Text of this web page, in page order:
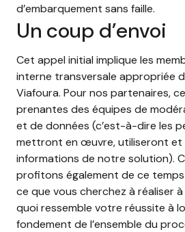
d’embarquement sans faille.
Un coup d’envoi
Cet appel initial implique les
interne transversale appropriée
Viafoura. Pour nos partenaires,
prenantes des équipes de
et de données (c’est-à-dire les
mettront en œuvre, utiliseront et
informations de notre solution).
profitons également de ce
ce que vous cherchez à réaliser
quoi ressemble votre réussite à
fondement de l’ensemble du